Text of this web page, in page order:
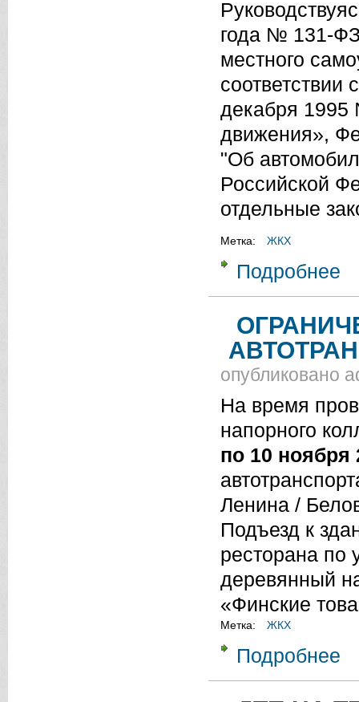
года № 131-
местного
соответствии
декабря 1995
движения»,
"Об
Российской
отдельные
Метка: ЖКХ
Подробнее
опубликовано
На время
напорного
по 10 ноября
Ленина /
Подъезд к
ресторана по
деревянный
«Финские
Метка: ЖКХ
Подробнее